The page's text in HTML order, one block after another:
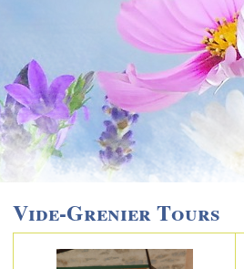
Vide-Grenier Tours